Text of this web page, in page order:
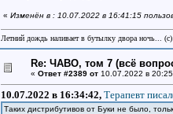
« Изменён в : 10.07.2022 в 16:41:15
Летний дождь наливает в бутылку двора ночь...
Re: ЧАВО, том 7 (всё
« Ответ #2389 от10.07.2022 в
10.07.2022 в 16:34:42, Терапевт
Таких дистрибутивов от Буки не было,